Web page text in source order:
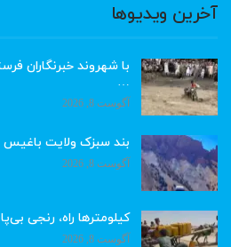
آخرین ویدیوها
با شهروند خبرنگاران
…
آگوست 8, 2026
بند سبزک ولایت باغیس
آگوست 8, 2026
کیلومترها راه، رنجی
آگوست 8, 2026